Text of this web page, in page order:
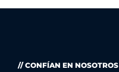
// CONFÍAN EN NOSOTROS